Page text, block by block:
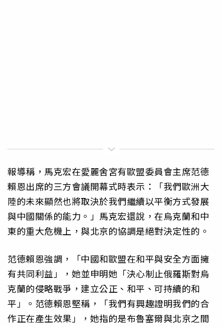
報導稱，馬克宏在愛麗舍宮有歐盟委員會主席范德
賴恩出席的三方會議開幕式時表示：「我們歐洲大
陸的未來顯然也將取決於我們繼續以平衡方式發展
與中國關係的能力。」馬克宏還說，在烏克蘭和中
東的重大危機上，與北京的協調是絕對決定性的。
范德賴恩強調，「中國和歐盟在和平與安全方面擁
有共同利益」，她並申明她「決心制止俄羅斯對烏
克蘭的侵略戰爭，建立公正、和平、可持續的和
平」。范德賴恩堅稱，「我們有興趣證明我們的合
作正在產生效果」，她指的是布魯塞爾與北京之間